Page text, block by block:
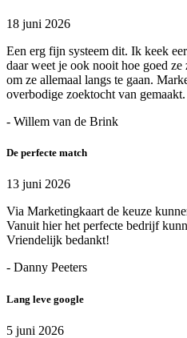
18 juni 2026
Een erg fijn systeem dit. Ik keek
daar weet je ook nooit hoe goed
om ze allemaal langs te gaan.
overbodige zoektocht van gemaakt.
- Willem van de Brink
De perfecte match
13 juni 2026
Via Marketingkaart de keuze
Vanuit hier het perfecte bedrijf
Vriendelijk bedankt!
- Danny Peeters
Lang leve google
5 juni 2026